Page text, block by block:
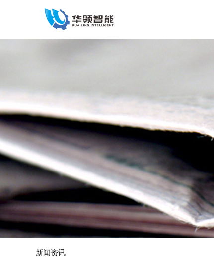
新闻资讯